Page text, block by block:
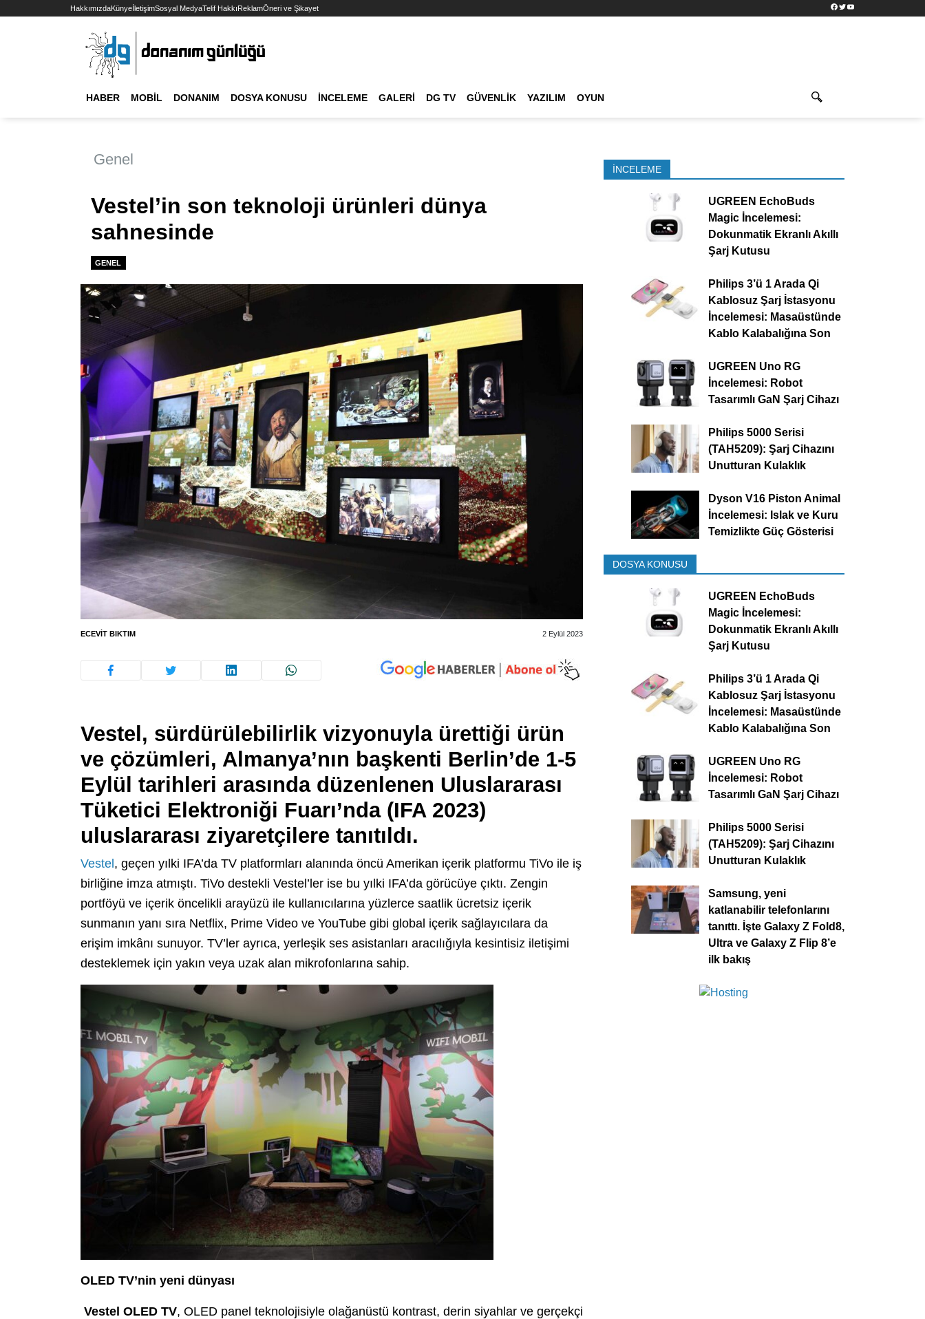
HakkımızdaKünyeİletişimSosyal MedyaTelif HakkıReklamÖneri ve Şikayet Facebook
TwitterYouTube
HABER MOBIL DONANIM DOSYA KONUSU İNCELEME GALERI DG TV GÜVENLIK YAZILIM OYUN
Genel
Vestel’in son teknoloji ürünleri dünya
sahnesinde
GENEL
ECEVIT BIKTIM 2 Eylül 2023
Vestel, sürdürülebilirlik vizyonuyla ürettiği ürün
ve çözümleri, Almanya’nın başkenti Berlin’de 1-5
Eylül tarihleri arasında düzenlenen Uluslararası
Tüketici Elektroniği Fuarı’nda (IFA 2023)
uluslararası ziyaretçilere tanıtıldı.
Vestel, geçen yılki IFA’da TV platformları alanında öncü Amerikan içerik platformu TiVo ile iş
birliğine imza atmıştı. TiVo destekli Vestel’ler ise bu yılki IFA’da görücüye çıktı. Zengin
portföyü ve içerik öncelikli arayüzü ile kullanıcılarına yüzlerce saatlik ücretsiz içerik
sunmanın yanı sıra Netflix, Prime Video ve YouTube gibi global içerik sağlayıcılara da
erişim imkânı sunuyor. TV’ler ayrıca, yerleşik ses asistanları aracılığıyla kesintisiz iletişimi
desteklemek için yakın veya uzak alan mikrofonlarına sahip.
OLED TV’nin yeni dünyası
Vestel OLED TV, OLED panel teknolojisiyle olağanüstü kontrast, derin siyahlar ve gerçekçi
İNCELEME
UGREEN EchoBuds
Magic İncelemesi:
Dokunmatik Ekranlı Akıllı
Şarj Kutusu
Philips 3’ü 1 Arada Qi
Kablosuz Şarj İstasyonu
İncelemesi: Masaüstünde
Kablo Kalabalığına Son
UGREEN Uno RG
İncelemesi: Robot
Tasarımlı GaN Şarj Cihazı
Philips 5000 Serisi
(TAH5209): Şarj Cihazını
Unutturan Kulaklık
Dyson V16 Piston Animal
İncelemesi: Islak ve Kuru
Temizlikte Güç Gösterisi
DOSYA KONUSU
UGREEN EchoBuds
Magic İncelemesi:
Dokunmatik Ekranlı Akıllı
Şarj Kutusu
Philips 3’ü 1 Arada Qi
Kablosuz Şarj İstasyonu
İncelemesi: Masaüstünde
Kablo Kalabalığına Son
UGREEN Uno RG
İncelemesi: Robot
Tasarımlı GaN Şarj Cihazı
Philips 5000 Serisi
(TAH5209): Şarj Cihazını
Unutturan Kulaklık
Samsung, yeni
katlanabilir telefonlarını
tanıttı. İşte Galaxy Z Fold8,
Ultra ve Galaxy Z Flip 8’e
ilk bakış